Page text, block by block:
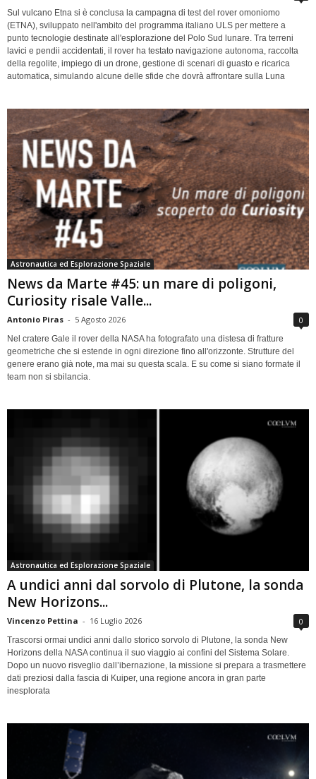
Sul vulcano Etna si è conclusa la campagna di test del rover omoniomo
(ETNA), sviluppato nell'ambito del programma italiano ULS per mettere a
punto tecnologie destinate all'esplorazione del Polo Sud lunare. Tra terreni
lavici e pendii accidentati, il rover ha testato navigazione autonoma, raccolta
della regolite, impiego di un drone, gestione di scenari di guasto e ricarica
automatica, simulando alcune delle sfide che dovrà affrontare sulla Luna
Astronautica ed Esplorazione Spaziale
News da Marte #45: un mare di poligoni,
Curiosity risale Valle...
Antonio Piras - 5 Agosto 2026 0
Nel cratere Gale il rover della NASA ha fotografato una distesa di fratture
geometriche che si estende in ogni direzione fino all'orizzonte. Strutture del
genere erano già note, ma mai su questa scala. E su come si siano formate il
team non si sbilancia.
Astronautica ed Esplorazione Spaziale
A undici anni dal sorvolo di Plutone, la sonda
New Horizons...
Vincenzo Pettina - 16 Luglio 2026 0
Trascorsi ormai undici anni dallo storico sorvolo di Plutone, la sonda New
Horizons della NASA continua il suo viaggio ai confini del Sistema Solare.
Dopo un nuovo risveglio dall’ibernazione, la missione si prepara a trasmettere
dati preziosi dalla fascia di Kuiper, una regione ancora in gran parte
inesplorata